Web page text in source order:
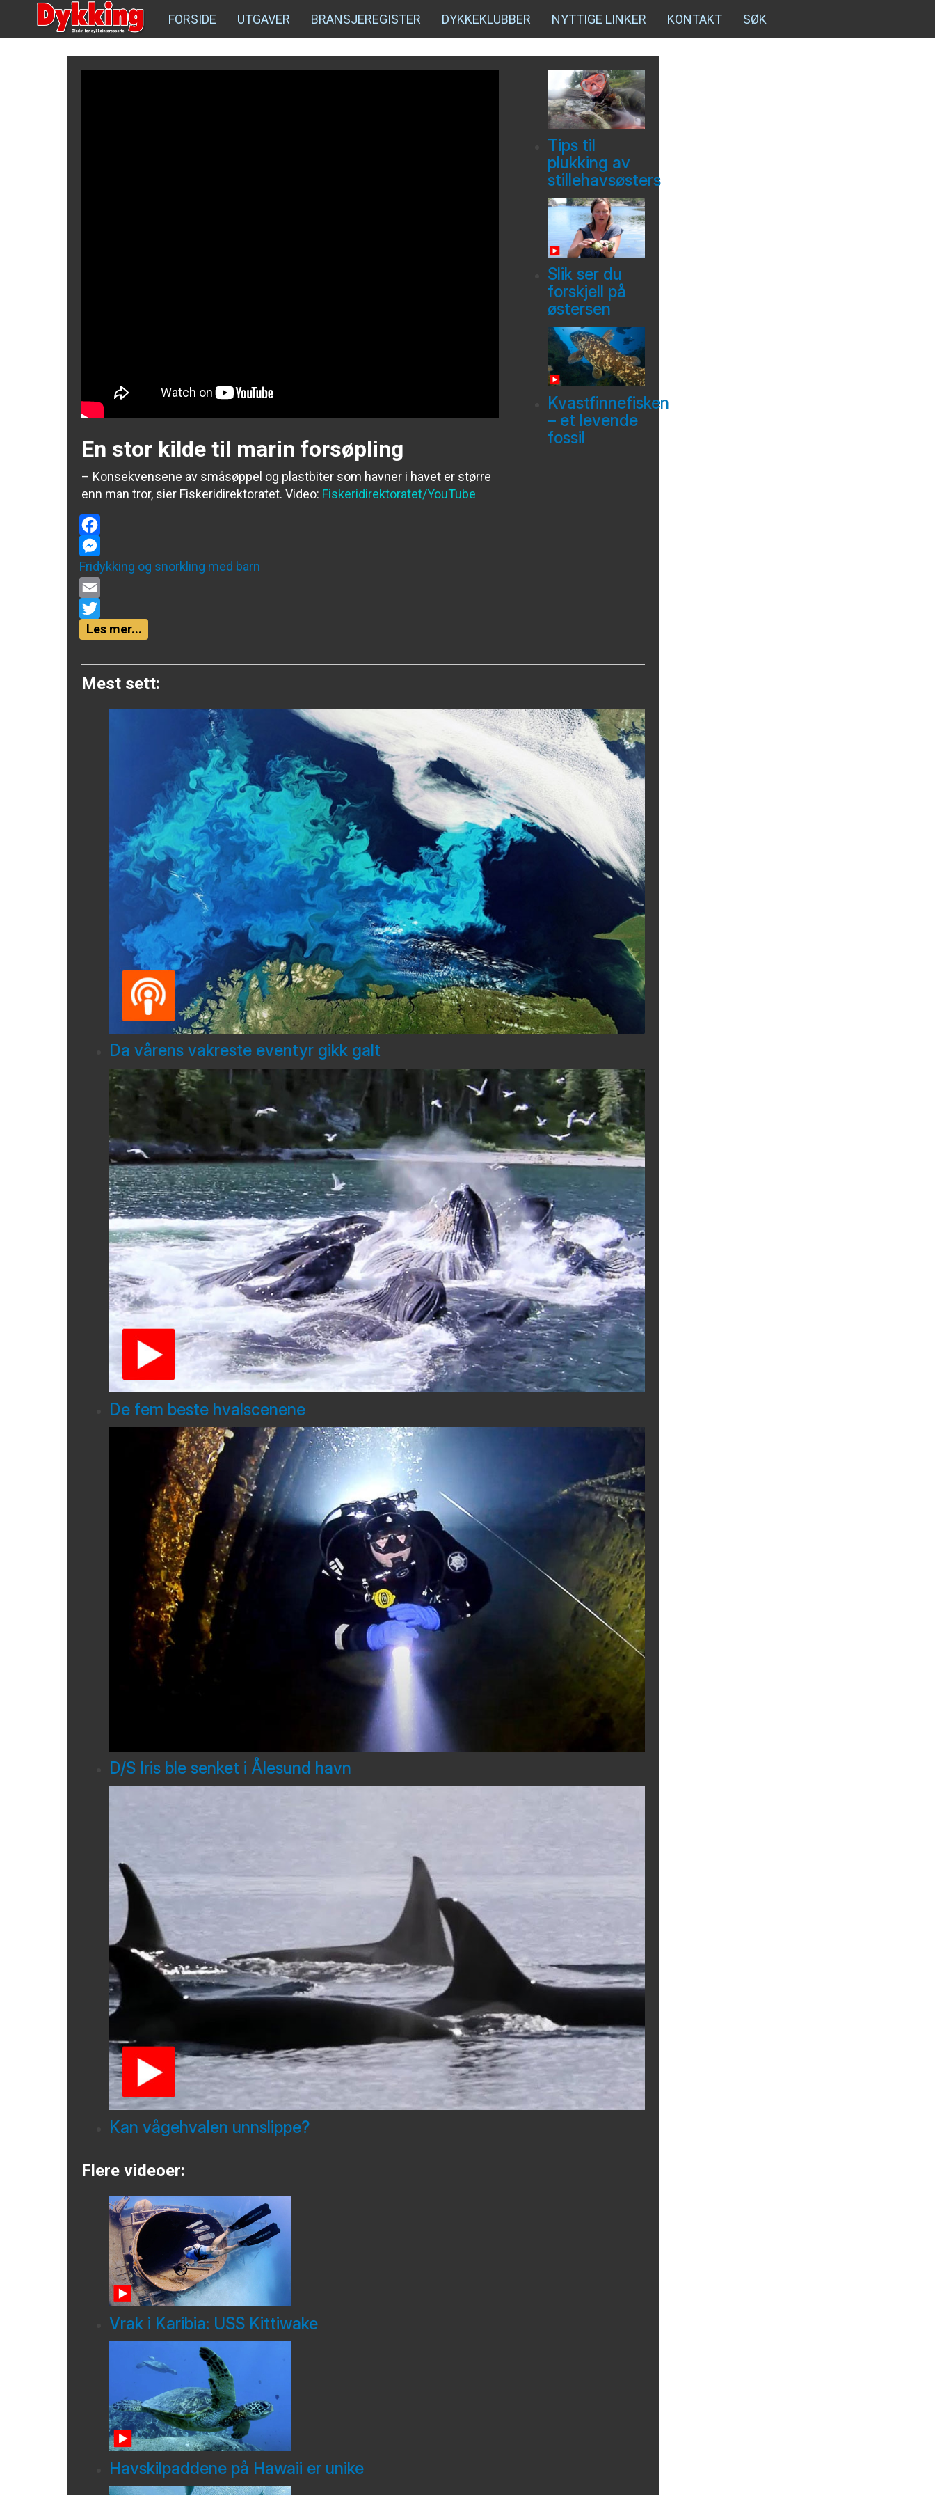
FORSIDE UTGAVER BRANSJEREGISTER DYKKEKLUBBER NYTTIGE LINKER KONTAKT SØK
En stor kilde til marin forsøpling
– Konsekvensene av småsøppel og plastbiter som havner i havet er større
enn man tror, sier Fiskeridirektoratet. Video: Fiskeridirektoratet/YouTube
Facebook
Messenger
Fridykking og snorkling med barn
Email
Twitter
Les mer...
Tips til
plukking av
stillehavsøsters
Slik ser du
forskjell på
østersen
Kvastfinnefisken
– et levende
fossil
Mest sett:
Da vårens vakreste eventyr gikk galt
De fem beste hvalscenene
D/S Iris ble senket i Ålesund havn
Kan vågehvalen unnslippe?
Flere videoer:
Vrak i Karibia: USS Kittiwake
Havskilpaddene på Hawaii er unike